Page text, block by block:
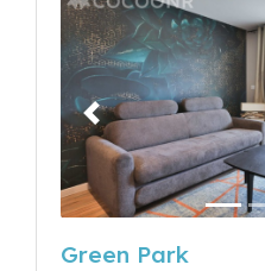
Précédent
Green Park